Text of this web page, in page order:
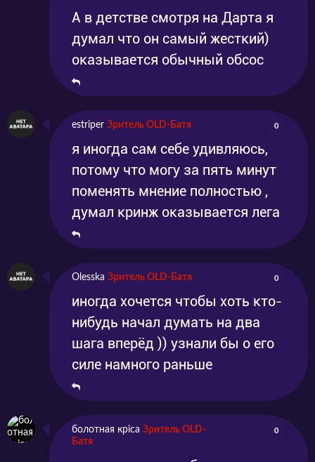
А в детстве смотря на Дарта я
думал что он самый жесткий)
оказывается обычный обсос
estriper Зритель OLD-Батя 0
я иногда сам себе удивляюсь,
потому что могу за пять минут
поменять мнение полностью ,
думал кринж оказывается лега
Olesska Зритель OLD-Батя 0
иногда хочется чтобы хоть кто-
нибудь начал думать на два
шага вперёд )) узнали бы о его
силе намного раньше
болотная кріса Зритель OLD-
Батя
0